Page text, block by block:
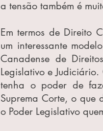
a tensão também é
Em termos de Direito
um interessante
Canadense de
Legislativo e Judiciário.
tenha o poder de
Suprema Corte, o que
o Poder Legislativo